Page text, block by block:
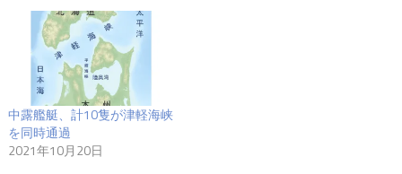
中露艦艇、計10隻が津軽海峡
を同時通過
2021年10月20日